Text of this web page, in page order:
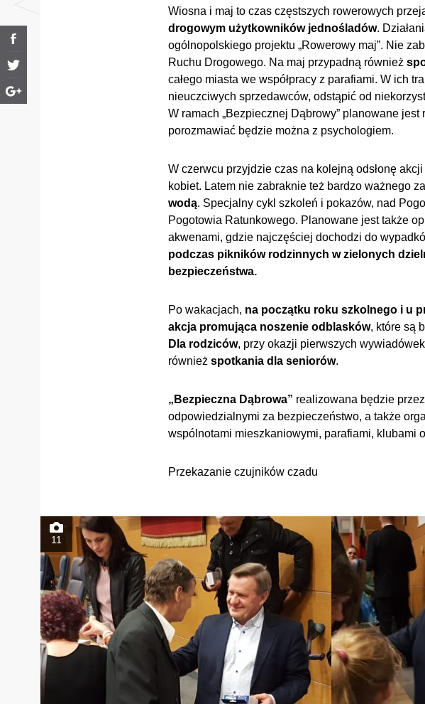
Wiosna i maj to czas częstszych rowerowych
drogowym użytkowników jednośladów.
ogólnopolskiego projektu „Rowerowy maj”. Nie
Ruchu Drogowego. Na maj przypadną również
całego miasta we współpracy z parafiami. W ich
nieuczciwych sprzedawców, odstąpić od
W ramach „Bezpiecznej Dąbrowy” planowane jest
porozmawiać będzie można z psychologiem.
W czerwcu przyjdzie czas na kolejną odsłonę akcji
kobiet. Latem nie zabraknie też bardzo ważnego
wodą. Specjalny cykl szkoleń i pokazów, nad
Pogotowia Ratunkowego. Planowane jest także
akwenami, gdzie najczęściej dochodzi do
podczas pikników rodzinnych w zielonych
bezpieczeństwa.
Po wakacjach, na początku roku szkolnego i u
akcja promująca noszenie odblasków, które są
Dla rodziców, przy okazji pierwszych
również spotkania dla seniorów.
„Bezpieczna Dąbrowa” realizowana będzie
odpowiedzialnymi za bezpieczeństwo, a także
wspólnotami mieszkaniowymi, parafiami, klubami
Przekazanie czujników czadu
11